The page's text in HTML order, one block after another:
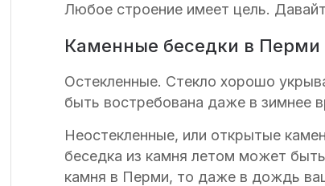
Любое строение имеет цель.
Каменные беседки в
Остекленные. Стекло хорошо
быть востребована даже в зимнее
Неостекленные, или открытые
беседка из камня летом может
камня в Перми, то даже в дождь